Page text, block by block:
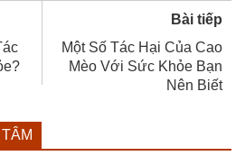
Bài tiếp
Một Số Tác Hại Của Cao
Mèo Với Sức Khỏe Bạn
Nên Biết